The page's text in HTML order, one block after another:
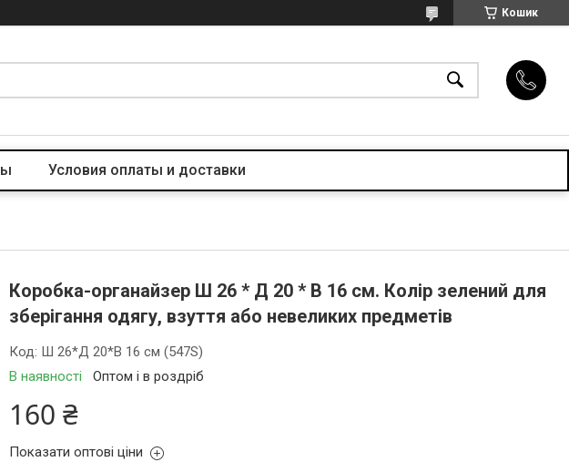
Кошик
Условия оплаты и доставки
Коробка-органайзер Ш 26 * Д 20 * В 16 см. Колір зелений для
зберігання одягу, взуття або невеликих предметів
В наявності Оптом і в роздріб
Код: Ш 26*Д 20*В 16 см (547S)
160 ₴
Показати оптові ціни